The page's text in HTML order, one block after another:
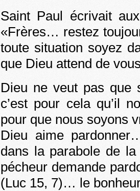
Saint Paul écrivait
«Frères… restez
toute situation soyez
que Dieu attend de
Dieu ne veut pas
c’est pour cela qu’il
pour que nous soyons
Dieu aime
dans la parabole de
pécheur demande
(Luc 15, 7)… le